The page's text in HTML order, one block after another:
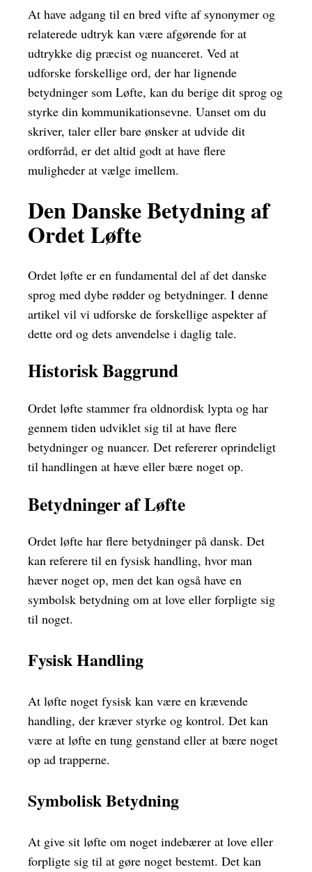
At have adgang til en bred vifte af synonymer og
relaterede udtryk kan være afgørende for at
udtrykke dig præcist og nuanceret. Ved at
udforske forskellige ord, der har lignende
betydninger som Løfte, kan du berige dit sprog og
styrke din kommunikationsevne. Uanset om du
skriver, taler eller bare ønsker at udvide dit
ordforråd, er det altid godt at have flere
muligheder at vælge imellem.
Den Danske Betydning af
Ordet Løfte
Ordet løfte er en fundamental del af det danske
sprog med dybe rødder og betydninger. I denne
artikel vil vi udforske de forskellige aspekter af
dette ord og dets anvendelse i daglig tale.
Historisk Baggrund
Ordet løfte stammer fra oldnordisk lypta og har
gennem tiden udviklet sig til at have flere
betydninger og nuancer. Det refererer oprindeligt
til handlingen at hæve eller bære noget op.
Betydninger af Løfte
Ordet løfte har flere betydninger på dansk. Det
kan referere til en fysisk handling, hvor man
hæver noget op, men det kan også have en
symbolsk betydning om at love eller forpligte sig
til noget.
Fysisk Handling
At løfte noget fysisk kan være en krævende
handling, der kræver styrke og kontrol. Det kan
være at løfte en tung genstand eller at bære noget
op ad trapperne.
Symbolisk Betydning
At give sit løfte om noget indebærer at love eller
forpligte sig til at gøre noget bestemt. Det kan